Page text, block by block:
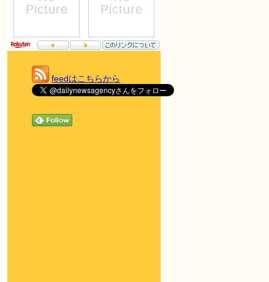
feedはこちらから